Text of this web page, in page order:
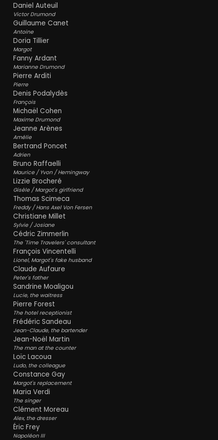
Daniel Auteuil
Victor Drumond
Guillaume Canet
Antoine
Doria Tillier
Margot
Fanny Ardant
Marianne Drumond
Pierre Arditi
Pierre
Denis Podalydès
François
Michaël Cohen
Maxime Drumond
Jeanne Arènes
Amélie
Bertrand Poncet
Adrien
Bruno Raffaelli
Maurice / Yvon / Hemingway
Lizzie Brocheré
Gisèle / Margot's girlfriend
Thomas Scimeca
Freddy / Hans Axel Von Fersen
Christiane Millet
Sylvie / Josiane
Cédric Zimmerlin
The 'Time Travelers' consultant
François Vincentelli
Lionel, Margot's fake husband
Claude Aufaure
Peter's father
Sandrine Moaligou
Lucie, the waitress
Pierre Forest
The hotel receptionist
Frédéric Sandeau
Jean-Claude, the bartender
Jean-Noël Martin
The man at the counter
Loïc Lacoua
Ludo, the colleague
Constance Gay
Margot's replacement
Maria Verdi
The singer
Clément Moreau
Alex, the dresser
Éric Frey
Napoléon III